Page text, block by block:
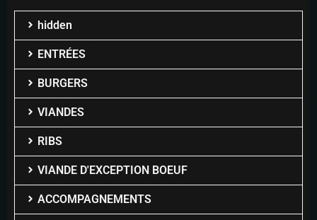
hidden
ENTRÉES
BURGERS
VIANDES
RIBS
VIANDE D'EXCEPTION BOEUF
ACCOMPAGNEMENTS